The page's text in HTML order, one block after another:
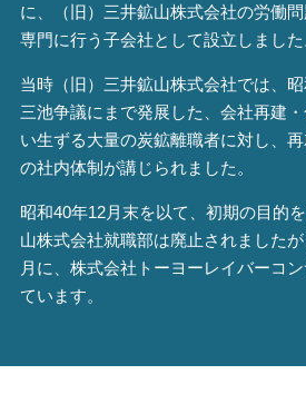
に、（旧）三井鉱山株式会社の労働
専門に行う子会社として設立しました
当時（旧）三井鉱山株式会社では、
三池争議にまで発展した、会社再建
い生ずる大量の炭鉱離職者に対し、
の社内体制が講じられました。
昭和40年12月末を以て、初期の目的
山株式会社就職部は廃止されました
月に、株式会社トーヨーレイバーコ
ています。